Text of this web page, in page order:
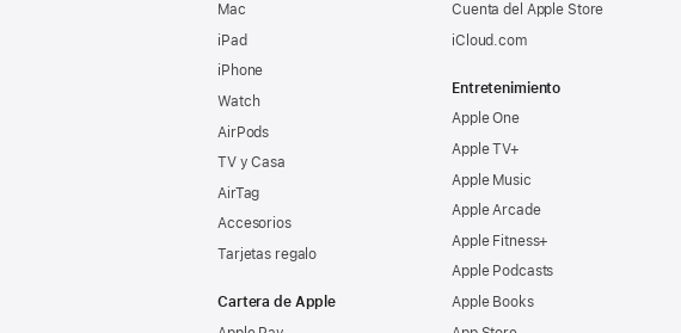
Mac
iPad
iPhone
Watch
AirPods
TV y Casa
AirTag
Accesorios
Tarjetas regalo
Cartera de Apple
Cuenta del Apple Store
iCloud.com
Entretenimiento
Apple One
Apple TV+
Apple Music
Apple Arcade
Apple Fitness+
Apple Podcasts
Apple Books